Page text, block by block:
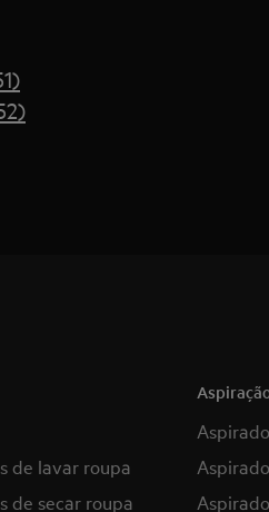
de lavar roupa
de secar roupa